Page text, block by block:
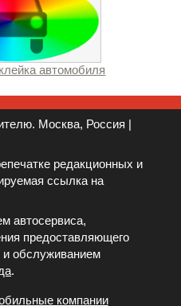
автомобиля
Москва, Россия |
редакционных и
ссылка на
автосервиса,
предоставляющего
и обслуживанием
.
компании